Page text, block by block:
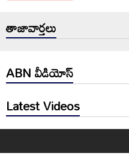
తాజావార్తలు
ABN వీడియోస్
Latest Videos